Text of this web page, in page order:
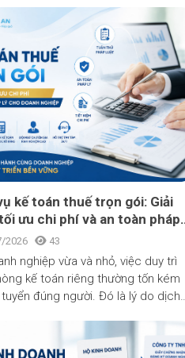
cố định như trước, hàng triệu
doanh chuyển sang tự kê khai và
dựa trên doanh thu thực tế.
kế toán thuế trọn gói: Giải
ưu chi phí và an toàn pháp
nghiệp
2026 43
nghiệp vừa và nhỏ, việc duy trì
kế toán riêng thường tốn kém
đúng người. Đó là lý do dịch
doanh nghiệp lựa chọn: chi phí
nhiều so với thuê kế toán nội bộ,